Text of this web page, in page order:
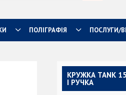
ПОЛІГРАФІЯ ПОСЛУГИ/
КРУЖКА TANK
І РУЧКА